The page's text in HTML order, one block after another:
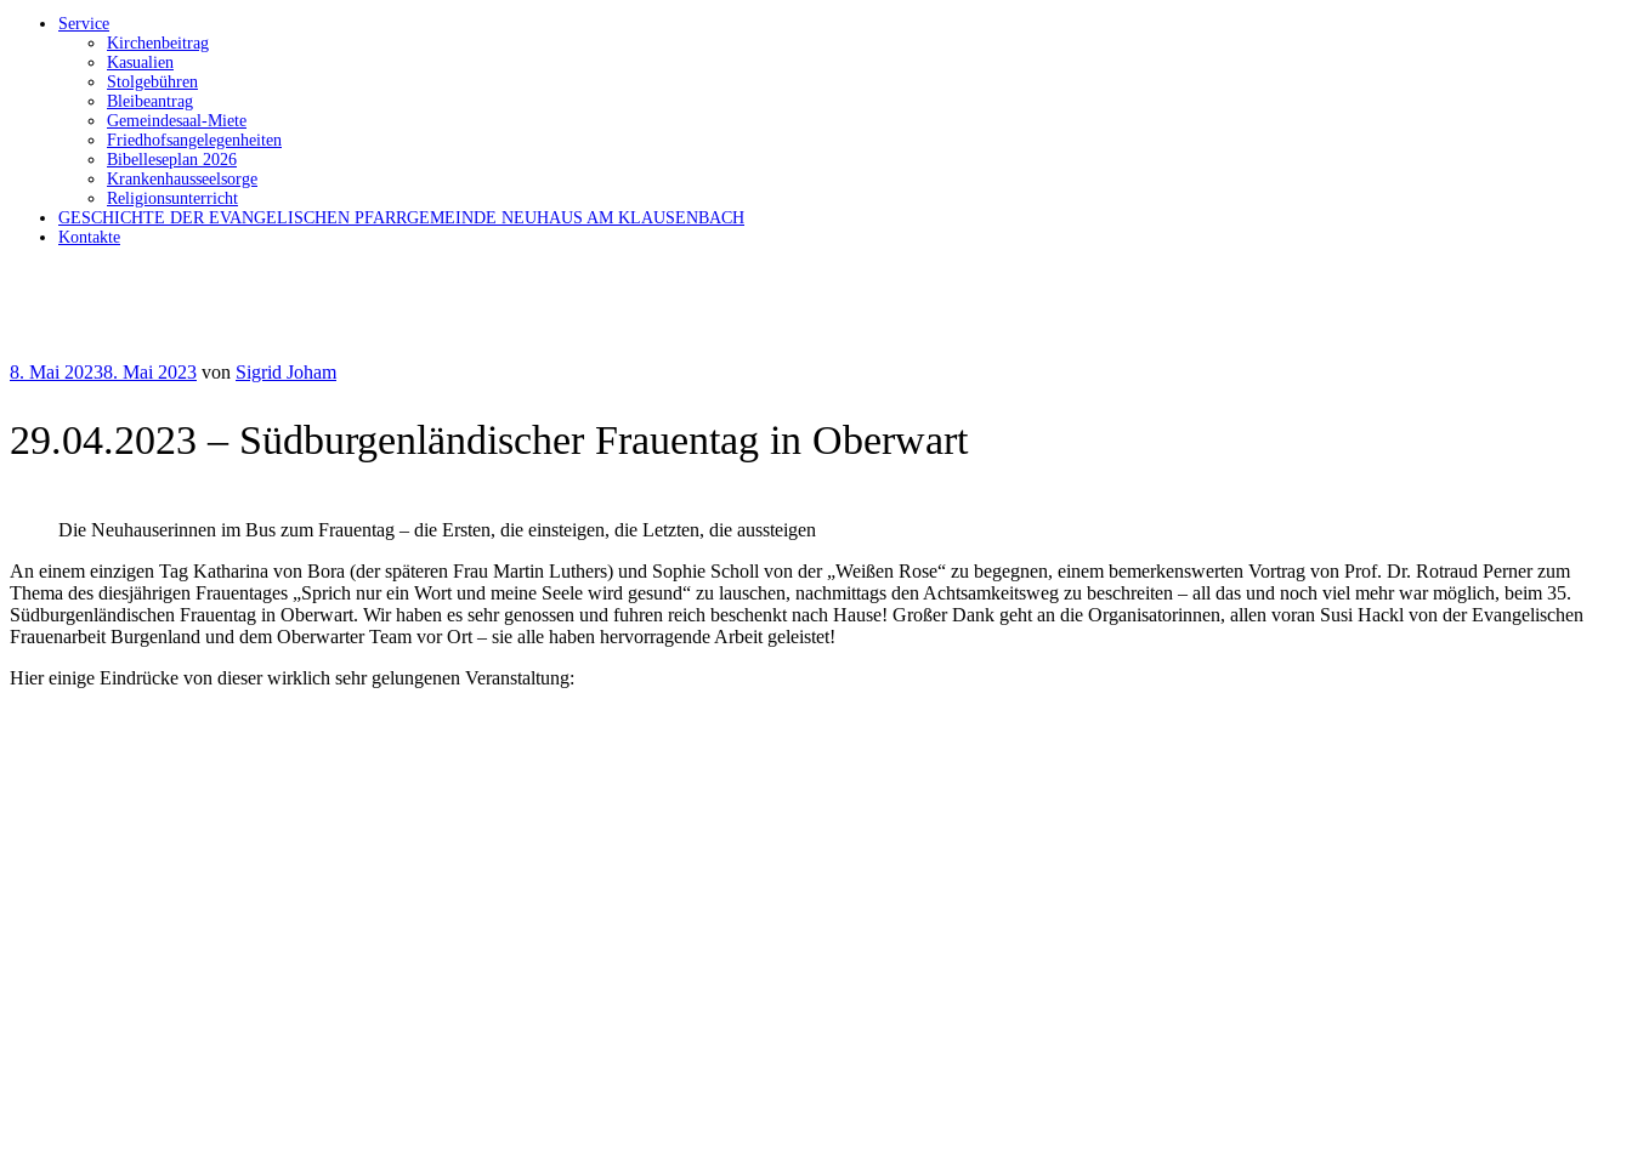
Service
Kirchenbeitrag
Kasualien
Stolgebühren
Bleibeantrag
Gemeindesaal-Miete
Friedhofsangelegenheiten
Bibelleseplan 2026
Krankenhausseelsorge
Religionsunterricht
GESCHICHTE DER EVANGELISCHEN PFARRGEMEINDE NEUHAUS AM KLAUSENBACH
Kontakte
Veröffentlicht
8. Mai 20238. Mai 2023 von Sigrid Joham
29.04.2023 – Südburgenländischer Frauentag in Oberwart
Die Neuhauserinnen im Bus zum Frauentag – die Ersten, die einsteigen, die Letzten, die aussteigen
An einem einzigen Tag Katharina von Bora (der späteren Frau Martin Luthers) und Sophie Scholl von der „Weißen Rose“ zu begegnen, einem bemerkenswerten Vortrag von Prof. Dr. Rotraud Perner zum
Thema des diesjährigen Frauentages „Sprich nur ein Wort und meine Seele wird gesund“ zu lauschen, nachmittags den Achtsamkeitsweg zu beschreiten – all das und noch viel mehr war möglich, beim 35.
Südburgenländischen Frauentag in Oberwart. Wir haben es sehr genossen und fuhren reich beschenkt nach Hause! Großer Dank geht an die Organisatorinnen, allen voran Susi Hackl von der Evangelischen
Frauenarbeit Burgenland und dem Oberwarter Team vor Ort – sie alle haben hervorragende Arbeit geleistet!
Hier einige Eindrücke von dieser wirklich sehr gelungenen Veranstaltung: